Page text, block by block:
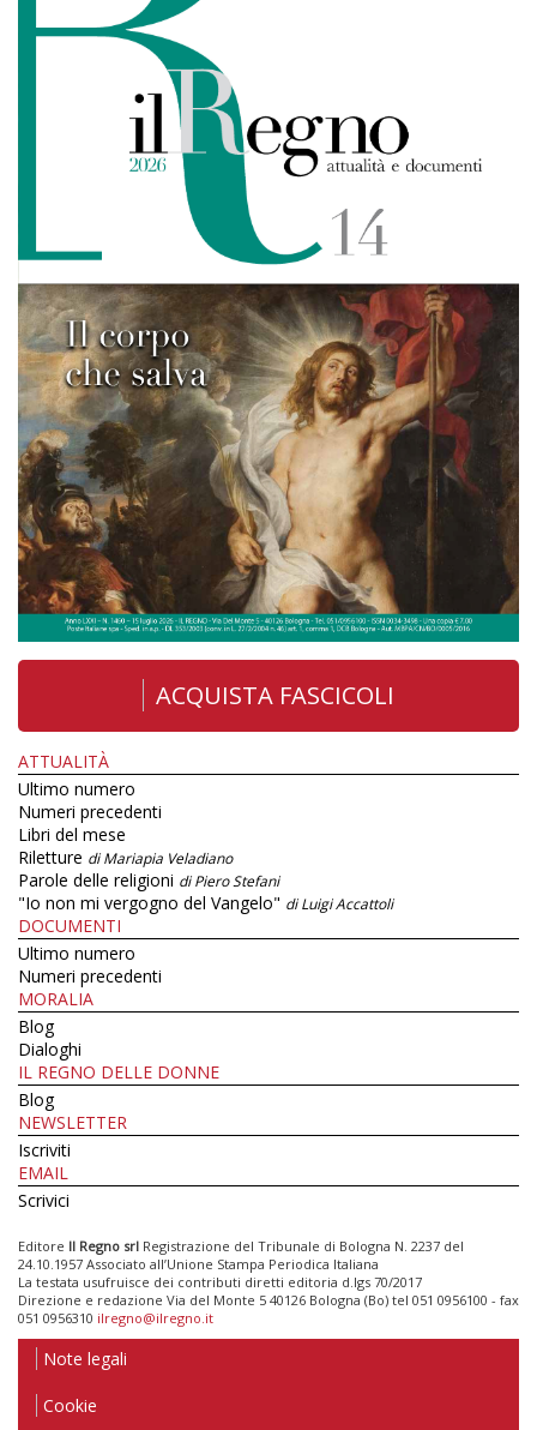
ACQUISTA FASCICOLI
ATTUALITÀ
Ultimo numero
Numeri precedenti
Libri del mese
Riletture di Mariapia Veladiano
Parole delle religioni di Piero Stefani
"Io non mi vergogno del Vangelo" di Luigi Accattoli
DOCUMENTI
Ultimo numero
Numeri precedenti
MORALIA
Blog
Dialoghi
IL REGNO DELLE DONNE
Blog
NEWSLETTER
Iscriviti
EMAIL
Scrivici
Editore Il Regno srl Registrazione del Tribunale di Bologna N. 2237 del
24.10.1957 Associato all’Unione Stampa Periodica Italiana
La testata usufruisce dei contributi diretti editoria d.lgs 70/2017
Direzione e redazione Via del Monte 5 40126 Bologna (Bo) tel 051 0956100 - fax
051 0956310 ilregno@ilregno.it
Note legali
Cookie